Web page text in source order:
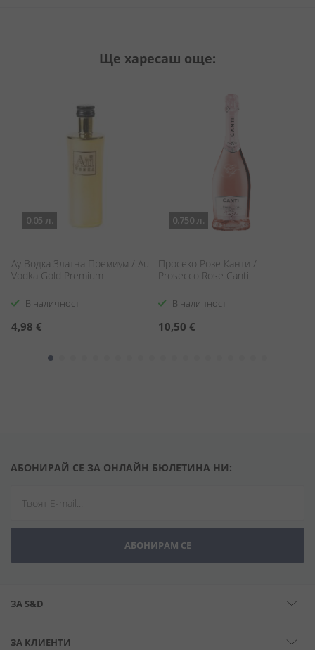
Ще харесаш още:
0.05 л.
Ay Водка Златна Премиум / Au
Vodka Gold Premium
В наличност
4,98 €
0.750 л.
Просеко Розе Канти /
Prosecco Rose Canti
В наличност
10,50 €
АБОНИРАЙ СЕ ЗА ОНЛАЙН БЮЛЕТИНА НИ:
АБОНИРАМ СЕ
ЗА S&D
ЗА КЛИЕНТИ